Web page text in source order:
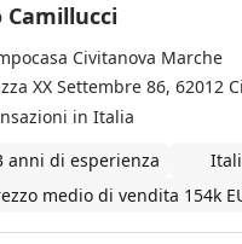
Camillucci
Civitanova Marche
XX Settembre 86, 62012
in Italia
anni di esperienza
medio di vendita 154k